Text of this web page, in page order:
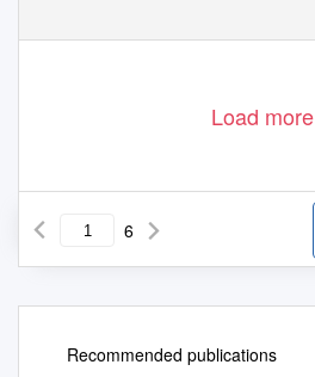
Load more
6
Recommended publications